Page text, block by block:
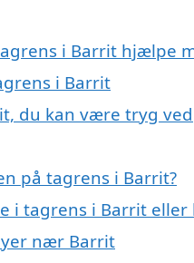
i Barrit hjælpe
i Barrit
du kan være tryg ved
på tagrens i Barrit?
i tagrens i Barrit
nær Barrit